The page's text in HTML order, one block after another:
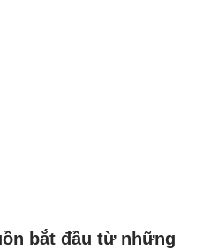
bắt đầu từ những